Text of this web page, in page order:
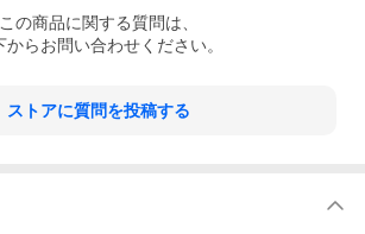
この商品に関する質問は、
からお問い合わせください。
ストアに質問を投稿する